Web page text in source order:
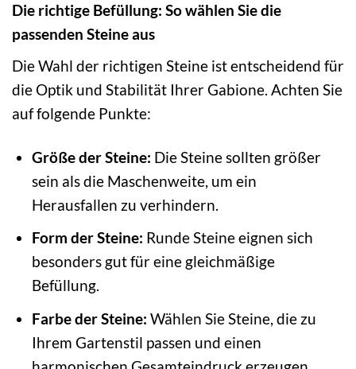
Die richtige Befüllung: So wählen Sie die
passenden Steine aus
Die Wahl der richtigen Steine ist entscheidend für
die Optik und Stabilität Ihrer Gabione. Achten Sie
auf folgende Punkte:
Größe der Steine: Die Steine sollten größer
sein als die Maschenweite, um ein
Herausfallen zu verhindern.
Form der Steine: Runde Steine eignen sich
besonders gut für eine gleichmäßige
Befüllung.
Farbe der Steine: Wählen Sie Steine, die zu
Ihrem Gartenstil passen und einen